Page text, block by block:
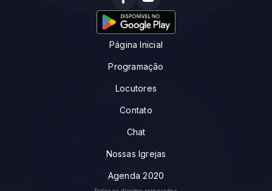
Página Inicial
Programação
Locutores
Contato
Chat
Nossas Igrejas
Agenda 2020